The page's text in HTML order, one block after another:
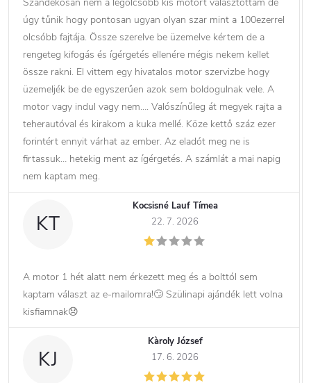
úgy tűnik hogy pontosan ugyan olyan szar mint a 100ezerrel
olcsóbb fajtája. Össze szerelve be üzemelve kértem de a
rengeteg kifogás és ígérgetés ellenére mégis nekem kellet
össze rakni. El vittem egy hivatalos motor szervizbe hogy
üzemeljék be de egyszerűen azok sem boldogulnak vele. A
motor vagy indul vagy nem…. Valószínűleg át megyek rajta a
teherautóval és kirakom a kuka mellé. Köze kettő száz ezer
forintért ennyit várhat az ember. Az eladót meg ne is
firtassuk… hetekig ment az ígérgetés. A számlát a mai napig
nem kaptam meg.
KT
Kocsisné Lauf Tímea
22. 7. 2026
A motor 1 hét alatt nem érkezett meg és a bolttól sem
kaptam választ az e-mailomra!🙄 Szülinapi ajándék lett volna
kisfiamnak😞
KJ
Kàroly József
17. 6. 2026